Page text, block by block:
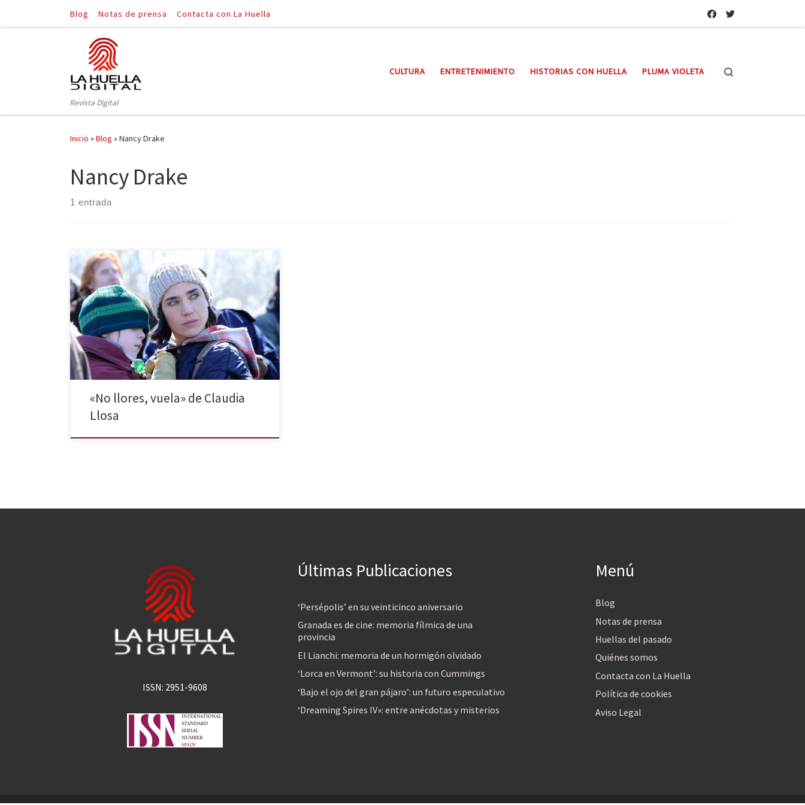
Saltar al contenido
Blog Notas de prensa Contacta con La Huella
Revista Digital
CULTURA ENTRETENIMIENTO HISTORIAS CON HUELLA PLUMA VIOLETA
Inicio »Blog »Nancy Drake
Nancy Drake
1 entrada
No llores, vuela está narrada en dos tiempos, se miran
mutuamente el uno con el otro. Fue un momento
crucial el que partió en dos mitades irreconciliables la
vida. Un tiempo tiende a avanzar hacia adelante,
durante la infancia, para poder encontrarse de bruces
con ese instante crítico. El otro […]
«No llores, vuela» de Claudia
Llosa
ISSN: 2951-9608
Últimas Publicaciones
‘Persépolis’ en su veinticinco aniversario
Granada es de cine: memoria fílmica de una
provincia
El Lianchi: memoria de un hormigón olvidado
‘Lorca en Vermont’: su historia con Cummings
‘Bajo el ojo del gran pájaro’: un futuro especulativo
‘Dreaming Spires IV»: entre anécdotas y misterios
Menú
Blog
Notas de prensa
Huellas del pasado
Quiénes somos
Contacta con La Huella
Política de cookies
Aviso Legal